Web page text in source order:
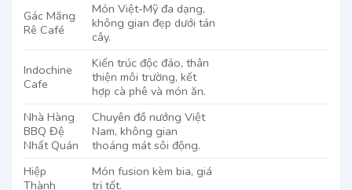
Gác Măng
Rê Café
Món Việt-Mỹ đa dạng,
không gian đẹp dưới tán
cây.
Indochine
Cafe
Kiến trúc độc đáo, thân
thiện môi trường, kết
hợp cà phê và món ăn.
Nhà Hàng
BBQ Đệ
Nhất Quán
Chuyên đồ nướng Việt
Nam, không gian
thoáng mát sôi động.
Hiệp
Thành
Món fusion kèm bia, giá
trị tốt.